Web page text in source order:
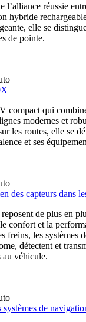
l’alliance réussie
hybride
elle se
de pointe.
compact qui
modernes et
les routes, elle se
et ses
des capteurs dans
de plus en
confort et la
freins, les systèmes
détectent et
au véhicule.
de